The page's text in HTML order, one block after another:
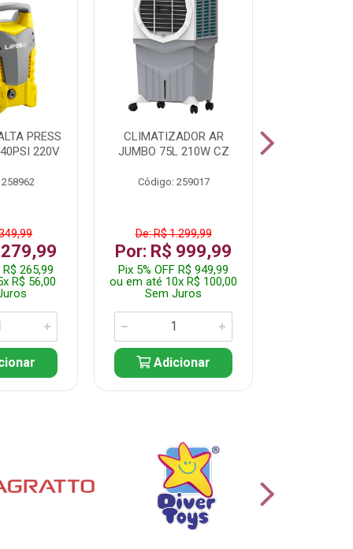
PRESS
220V
R$ 265,99
R$ 56,00
CLIMATIZADOR AR
JUMBO 75L 210W CZ
Código: 259017
De: R$ 1.299,99
Por: R$ 999,99
Pix 5% OFF R$ 949,99
ou em até 10x R$ 100,00
Sem Juros
Adicionar